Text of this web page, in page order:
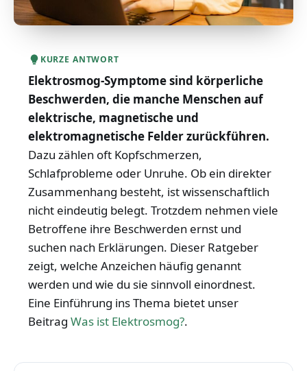
KURZE ANTWORT
Elektrosmog-Symptome sind körperliche
Beschwerden, die manche Menschen auf
elektrische, magnetische und
elektromagnetische Felder zurückführen.
Dazu zählen oft Kopfschmerzen,
Schlafprobleme oder Unruhe. Ob ein direkter
Zusammenhang besteht, ist wissenschaftlich
nicht eindeutig belegt. Trotzdem nehmen viele
Betroffene ihre Beschwerden ernst und
suchen nach Erklärungen. Dieser Ratgeber
zeigt, welche Anzeichen häufig genannt
werden und wie du sie sinnvoll einordnest.
Eine Einführung ins Thema bietet unser
Beitrag Was ist Elektrosmog?.